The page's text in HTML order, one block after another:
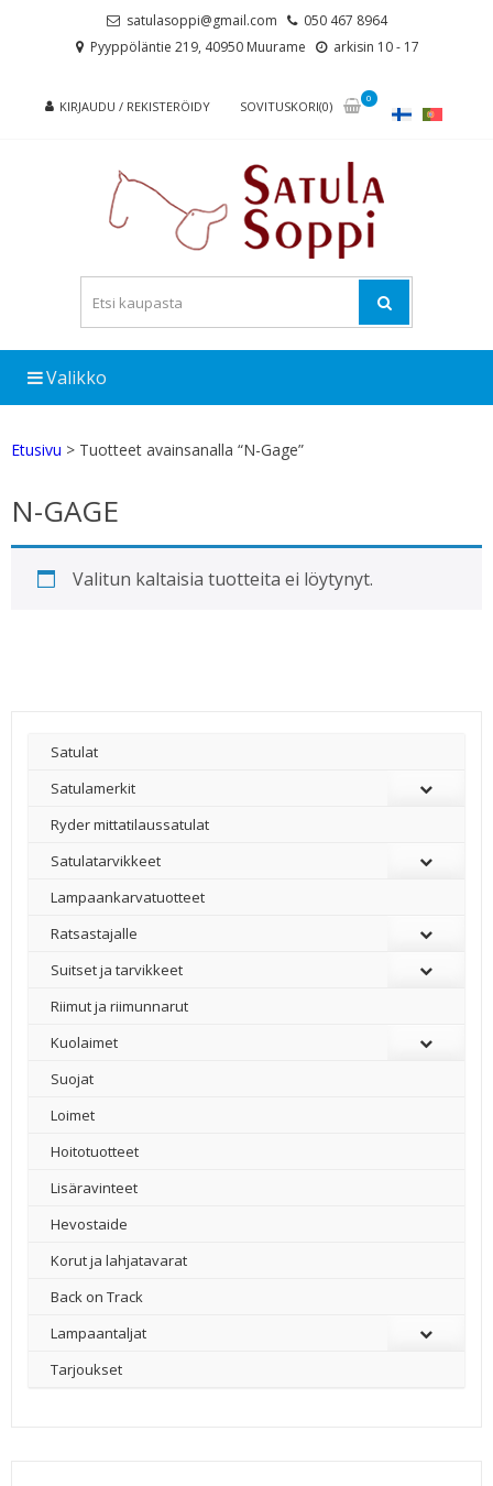
satulasoppi@gmail.com
050 467 8964
Pyyppöläntie 219, 40950 Muurame
arkisin 10 - 17
KIRJAUDU / REKISTERÖIDY SOVITUSKORI(0)
0
Valikko
Etusivu > Tuotteet avainsanalla “N-Gage”
N-GAGE
Valitun kaltaisia tuotteita ei löytynyt.
Satulat
Satulamerkit
Ryder mittatilaussatulat
Satulatarvikkeet
–
Lampaankarvatuotteet
Ratsastajalle
Suitset ja tarvikkeet
Riimut ja riimunnarut
Kuolaimet
Suojat
Loimet
Hoitotuotteet
Lisäravinteet
Hevostaide
Korut ja lahjatavarat
Back on Track
Lampaantaljat
Tarjoukset